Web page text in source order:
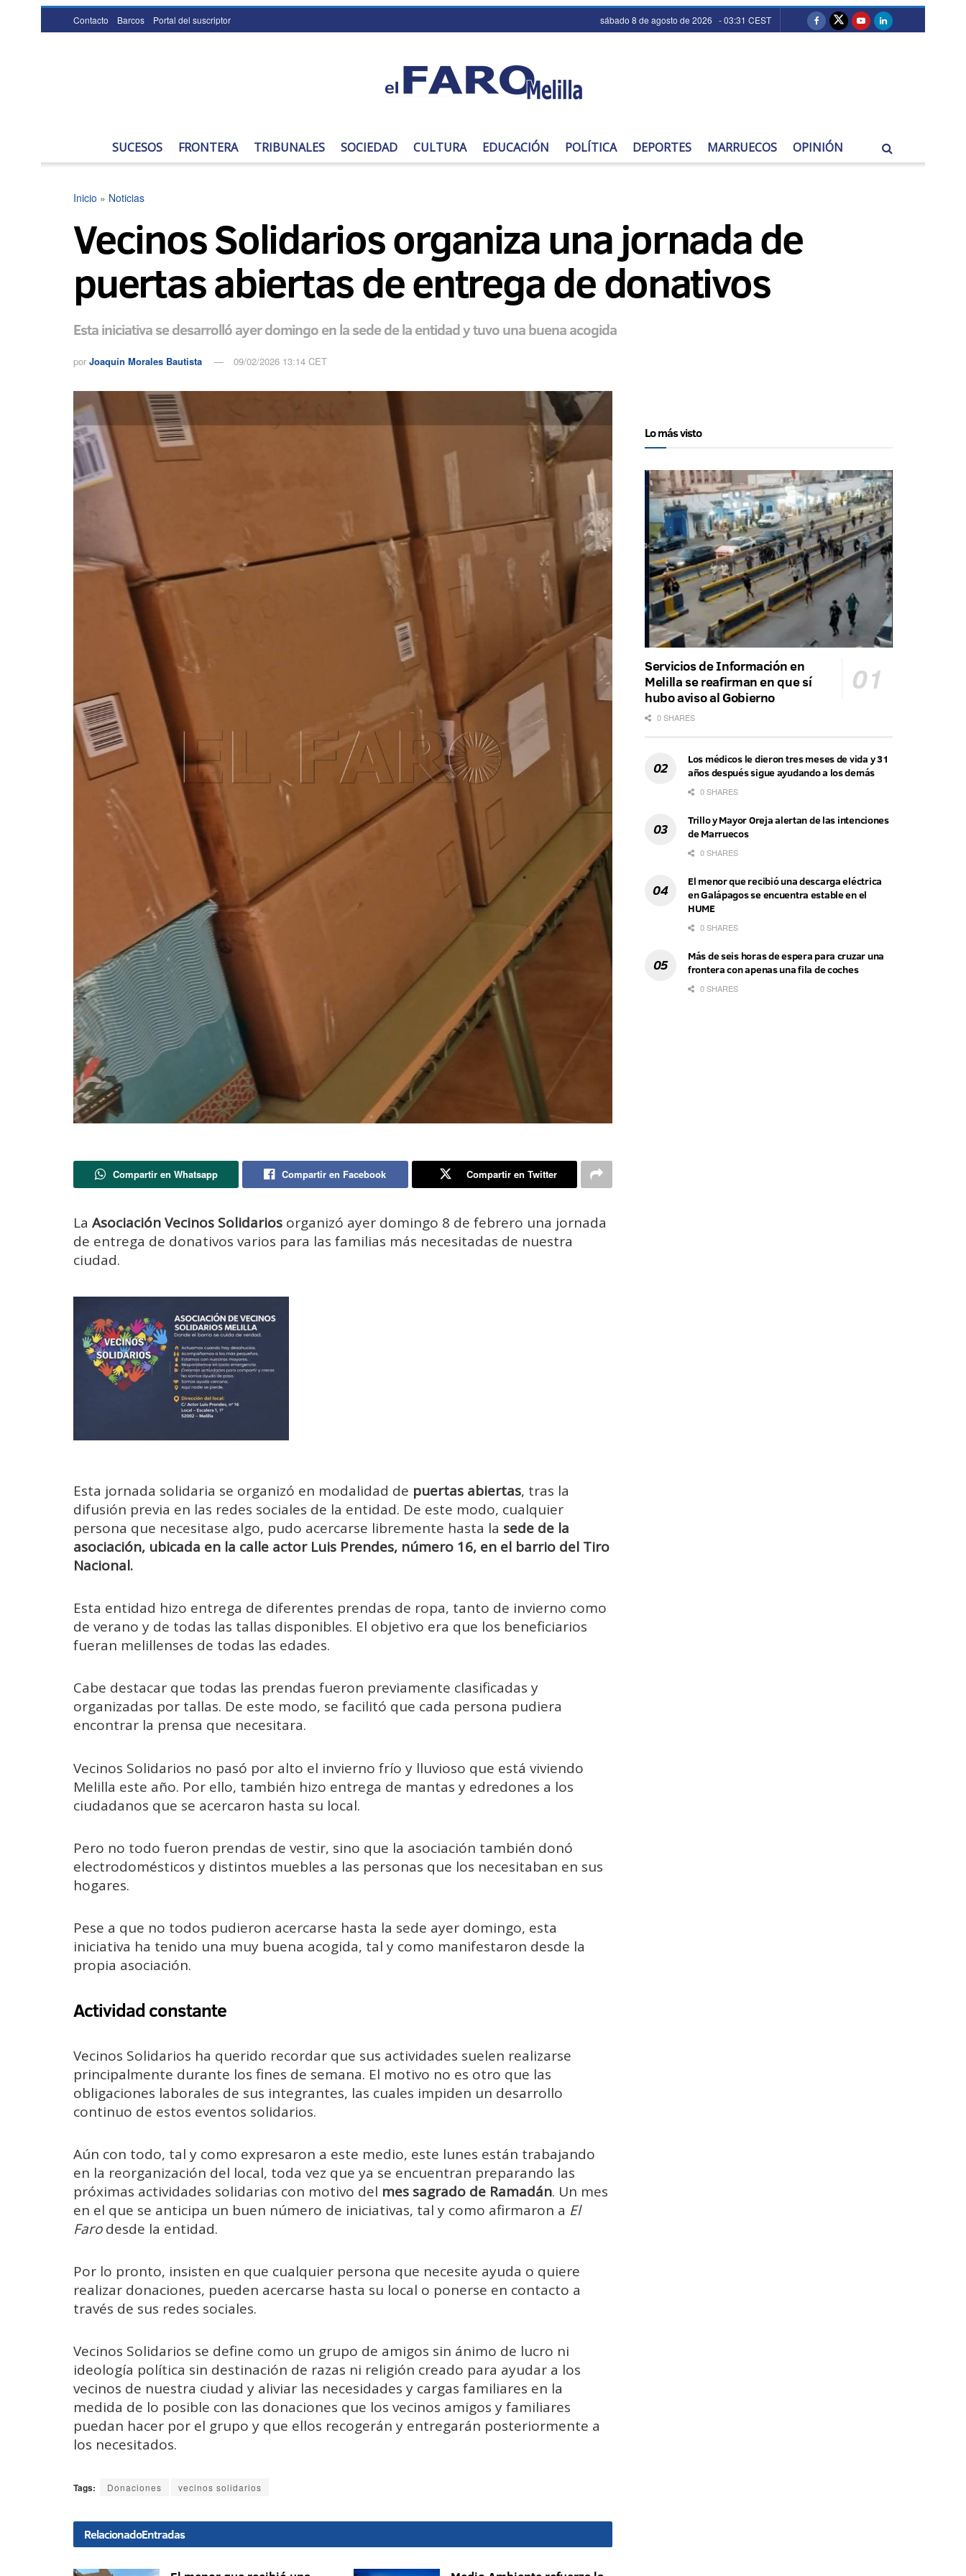
Contacto Barcos Portal del suscriptor sábado 8 de agosto de 2026 - 03:31 CEST
SUCESOS FRONTERA TRIBUNALES SOCIEDAD CULTURA EDUCACIÓN POLÍTICA DEPORTES MARRUECOS OPINIÓN
Inicio » Noticias
Vecinos Solidarios organiza una jornada de
puertas abiertas de entrega de donativos
Esta iniciativa se desarrolló ayer domingo en la sede de la entidad y tuvo una buena acogida
por Joaquín Morales Bautista 09/02/2026 13:14 CET
Compartir en Whatsapp Compartir en Facebook Compartir en Twitter
La Asociación Vecinos Solidarios organizó ayer domingo 8 de febrero una jornada
de entrega de donativos varios para las familias más necesitadas de nuestra
ciudad.
Esta jornada solidaria se organizó en modalidad de puertas abiertas, tras la
difusión previa en las redes sociales de la entidad. De este modo, cualquier
persona que necesitase algo, pudo acercarse libremente hasta la sede de la
asociación, ubicada en la calle actor Luis Prendes, número 16, en el barrio del Tiro
Nacional.
Esta entidad hizo entrega de diferentes prendas de ropa, tanto de invierno como
de verano y de todas las tallas disponibles. El objetivo era que los beneficiarios
fueran melillenses de todas las edades.
Cabe destacar que todas las prendas fueron previamente clasificadas y
organizadas por tallas. De este modo, se facilitó que cada persona pudiera
encontrar la prensa que necesitara.
Vecinos Solidarios no pasó por alto el invierno frío y lluvioso que está viviendo
Melilla este año. Por ello, también hizo entrega de mantas y edredones a los
ciudadanos que se acercaron hasta su local.
Pero no todo fueron prendas de vestir, sino que la asociación también donó
electrodomésticos y distintos muebles a las personas que los necesitaban en sus
hogares.
Pese a que no todos pudieron acercarse hasta la sede ayer domingo, esta
iniciativa ha tenido una muy buena acogida, tal y como manifestaron desde la
propia asociación.
Actividad constante
Vecinos Solidarios ha querido recordar que sus actividades suelen realizarse
principalmente durante los fines de semana. El motivo no es otro que las
obligaciones laborales de sus integrantes, las cuales impiden un desarrollo
continuo de estos eventos solidarios.
Aún con todo, tal y como expresaron a este medio, este lunes están trabajando
en la reorganización del local, toda vez que ya se encuentran preparando las
próximas actividades solidarias con motivo del mes sagrado de Ramadán. Un mes
en el que se anticipa un buen número de iniciativas, tal y como afirmaron a El
Farodesde la entidad.
Por lo pronto, insisten en que cualquier persona que necesite ayuda o quiere
realizar donaciones, pueden acercarse hasta su local o ponerse en contacto a
través de sus redes sociales.
Vecinos Solidarios se define como un grupo de amigos sin ánimo de lucro ni
ideología política sin destinación de razas ni religión creado para ayudar a los
vecinos de nuestra ciudad y aliviar las necesidades y cargas familiares en la
medida de lo posible con las donaciones que los vecinos amigos y familiares
puedan hacer por el grupo y que ellos recogerán y entregarán posteriormente a
los necesitados.
Tags: Donaciones vecinos solidarios
RelacionadoEntradas
Lo más visto
Servicios de Información en
Melilla se reafirman en que sí
hubo aviso al Gobierno
0 SHARES
Los médicos le dieron tres meses de vida y 31
años después sigue ayudando a los demás
0 SHARES
Trillo y Mayor Oreja alertan de las intenciones
de Marruecos
0 SHARES
El menor que recibió una descarga eléctrica
en Galápagos se encuentra estable en el
HUME
0 SHARES
Más de seis horas de espera para cruzar una
frontera con apenas una fila de coches
0 SHARES